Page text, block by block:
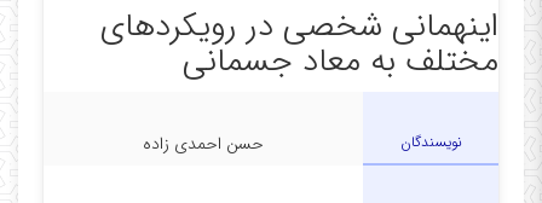
اینهمانی شخصی در رویکردهای
مختلف به معاد جسمانی
نویسندگان حسن احمدی زاده